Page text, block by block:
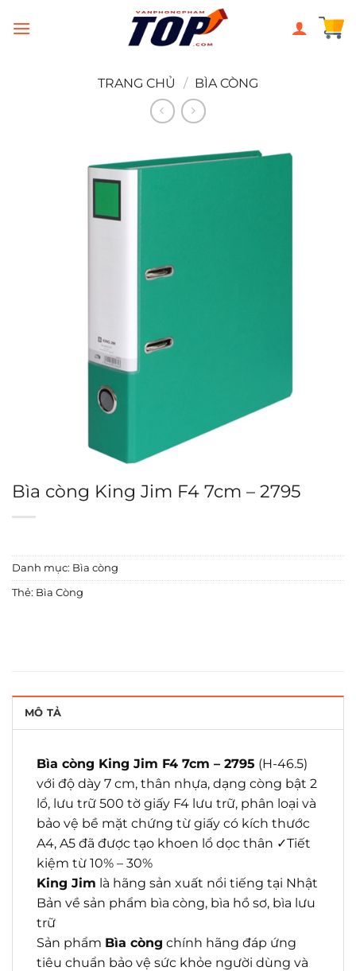
đến
TRANG CHỦ
/ BÌA CÒNG
Bìa còng King Jim F4 7cm – 2795
Danh mục: Bìa còng
Thẻ: Bìa Còng
MÔ TẢ
Bìa còng King Jim F4 7cm – 2795 (H-46.5)
với độ dày 7 cm, thân nhựa, dạng còng bật 2
lổ, lưu trữ 500 tờ giấy F4 lưu trữ, phân loại và
bảo vệ bề mặt chứng từ giấy có kích thước
A4, A5 đã được tạo khoen lổ dọc thân ✓Tiết
kiệm từ 10% – 30%
King Jim là hãng sản xuất nổi tiếng tại Nhật
Bản về sản phẩm bìa còng, bìa hồ sơ, bìa lưu
trữ
Sản phẩm Bìa còng chính hãng đáp ứng
tiêu chuẩn bảo vệ sức khỏe người dùng và